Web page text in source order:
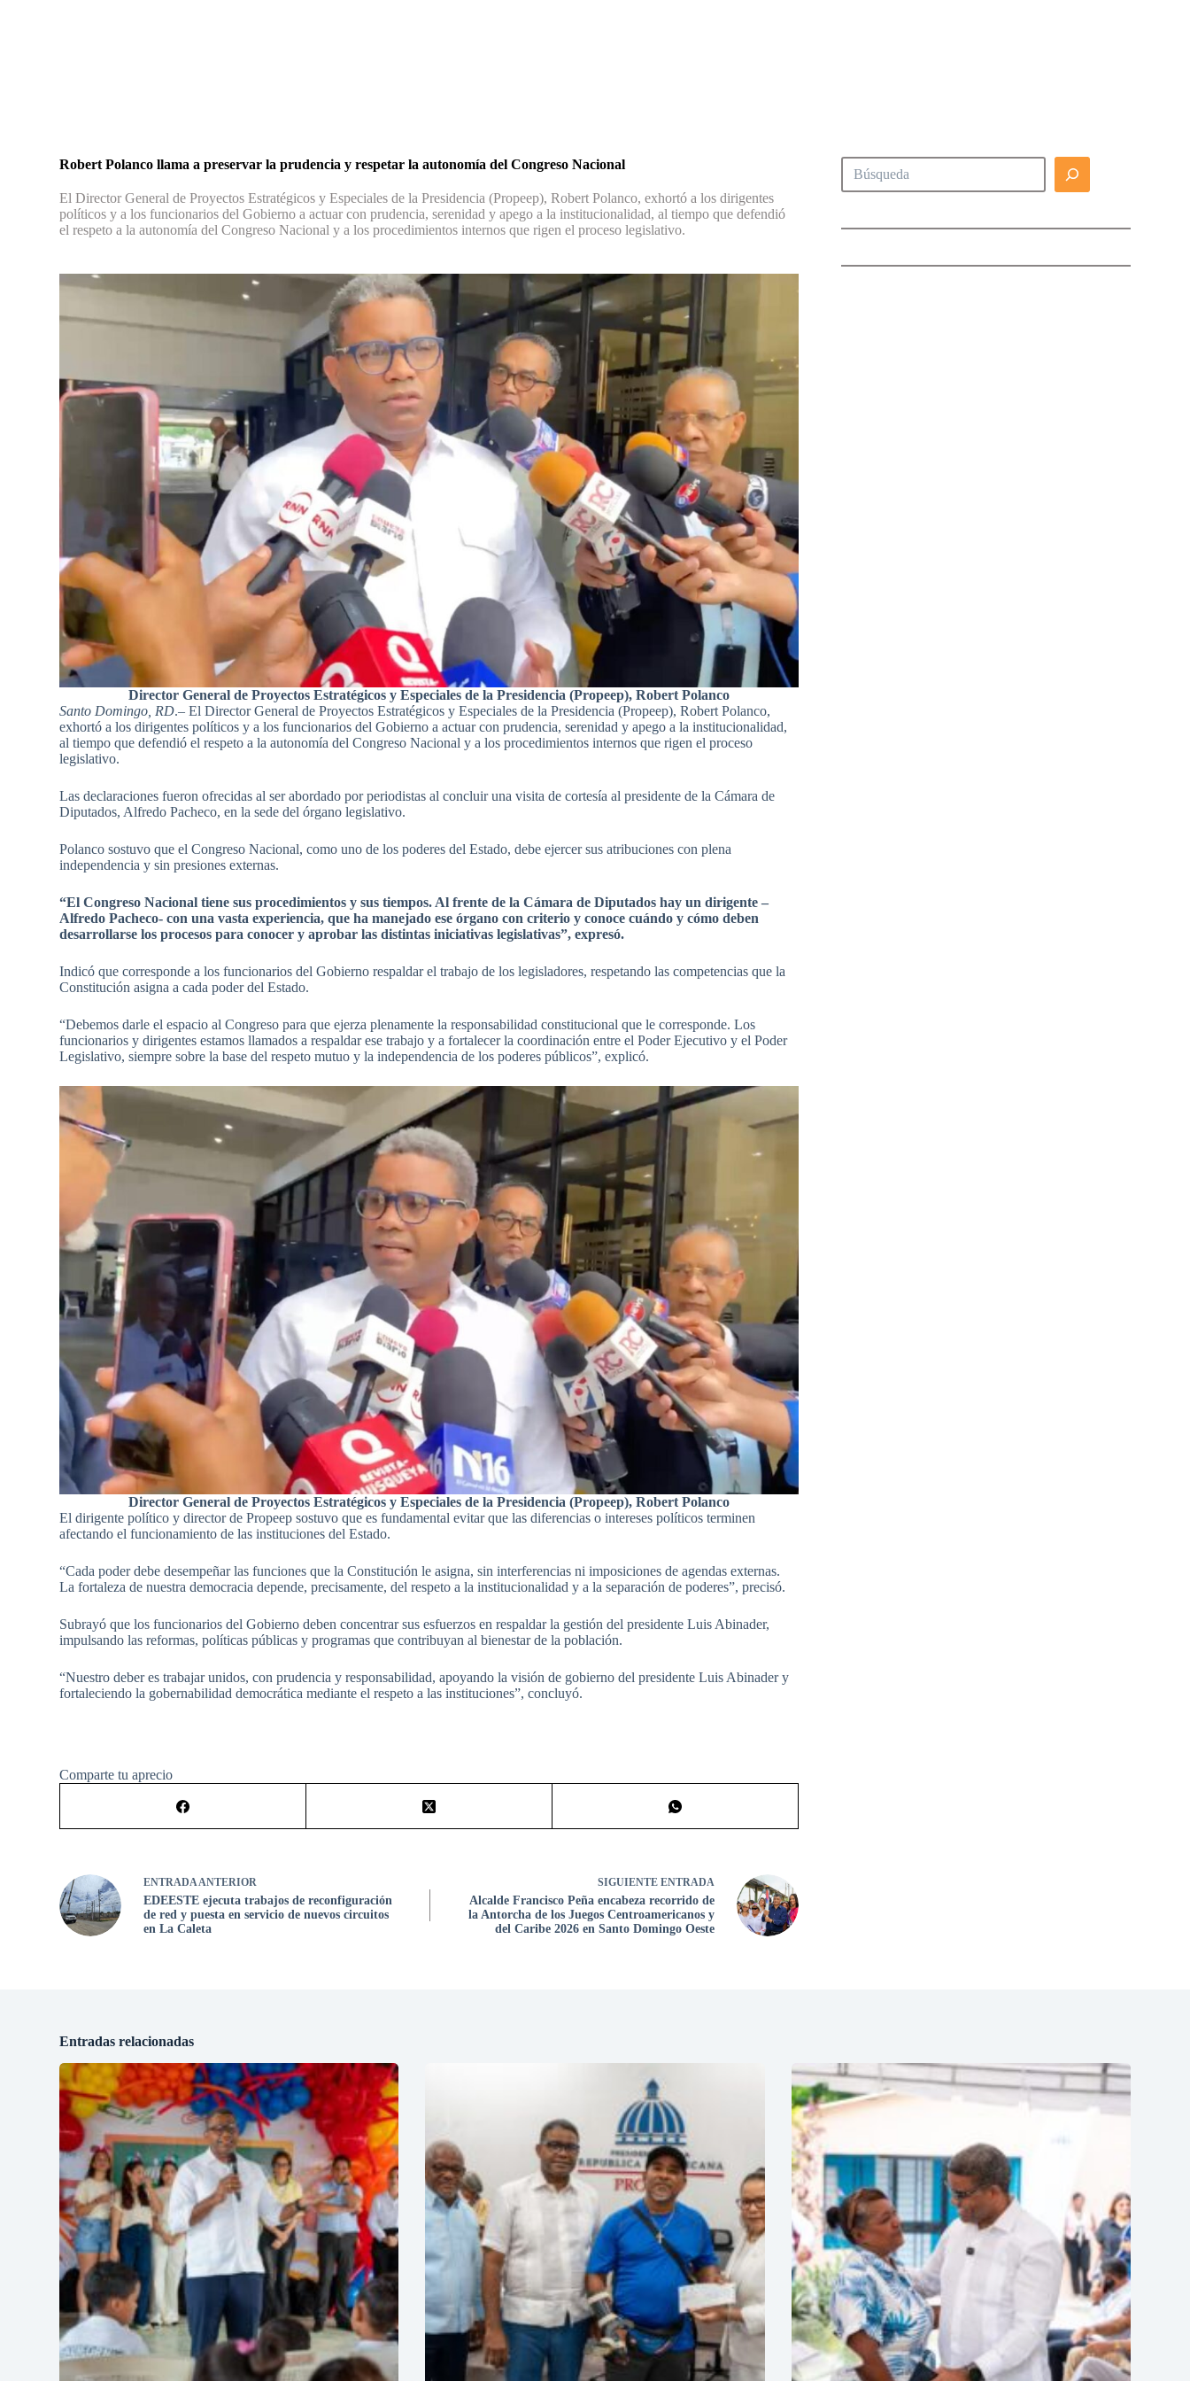
Robert Polanco llama a preservar la prudencia y respetar la autonomía del Congreso Nacional
El Director General de Proyectos Estratégicos y Especiales de la Presidencia (Propeep), Robert Polanco, exhortó a los dirigentes
políticos y a los funcionarios del Gobierno a actuar con prudencia, serenidad y apego a la institucionalidad, al tiempo que defendió
el respeto a la autonomía del Congreso Nacional y a los procedimientos internos que rigen el proceso legislativo.
Director General de Proyectos Estratégicos y Especiales de la Presidencia (Propeep), Robert Polanco
Santo Domingo, RD.– El Director General de Proyectos Estratégicos y Especiales de la Presidencia (Propeep), Robert Polanco,
exhortó a los dirigentes políticos y a los funcionarios del Gobierno a actuar con prudencia, serenidad y apego a la institucionalidad,
al tiempo que defendió el respeto a la autonomía del Congreso Nacional y a los procedimientos internos que rigen el proceso
legislativo.
Las declaraciones fueron ofrecidas al ser abordado por periodistas al concluir una visita de cortesía al presidente de la Cámara de
Diputados, Alfredo Pacheco, en la sede del órgano legislativo.
Polanco sostuvo que el Congreso Nacional, como uno de los poderes del Estado, debe ejercer sus atribuciones con plena
independencia y sin presiones externas.
“El Congreso Nacional tiene sus procedimientos y sus tiempos. Al frente de la Cámara de Diputados hay un dirigente –
Alfredo Pacheco- con una vasta experiencia, que ha manejado ese órgano con criterio y conoce cuándo y cómo deben
desarrollarse los procesos para conocer y aprobar las distintas iniciativas legislativas”, expresó.
Indicó que corresponde a los funcionarios del Gobierno respaldar el trabajo de los legisladores, respetando las competencias que la
Constitución asigna a cada poder del Estado.
“Debemos darle el espacio al Congreso para que ejerza plenamente la responsabilidad constitucional que le corresponde. Los
funcionarios y dirigentes estamos llamados a respaldar ese trabajo y a fortalecer la coordinación entre el Poder Ejecutivo y el Poder
Legislativo, siempre sobre la base del respeto mutuo y la independencia de los poderes públicos”, explicó.
Director General de Proyectos Estratégicos y Especiales de la Presidencia (Propeep), Robert Polanco
El dirigente político y director de Propeep sostuvo que es fundamental evitar que las diferencias o intereses políticos terminen
afectando el funcionamiento de las instituciones del Estado.
“Cada poder debe desempeñar las funciones que la Constitución le asigna, sin interferencias ni imposiciones de agendas externas.
La fortaleza de nuestra democracia depende, precisamente, del respeto a la institucionalidad y a la separación de poderes”, precisó.
Subrayó que los funcionarios del Gobierno deben concentrar sus esfuerzos en respaldar la gestión del presidente Luis Abinader,
impulsando las reformas, políticas públicas y programas que contribuyan al bienestar de la población.
“Nuestro deber es trabajar unidos, con prudencia y responsabilidad, apoyando la visión de gobierno del presidente Luis Abinader y
fortaleciendo la gobernabilidad democrática mediante el respeto a las instituciones”, concluyó.
Comparte tu aprecio
ENTRADAANTERIOR
EDEESTE ejecuta trabajos de reconfiguración
de red y puesta en servicio de nuevos circuitos
en La Caleta
SIGUIENTE ENTRADA
Alcalde Francisco Peña encabeza recorrido de
la Antorcha de los Juegos Centroamericanos y
del Caribe 2026 en Santo Domingo Oeste
Buscar
Entradas relacionadas